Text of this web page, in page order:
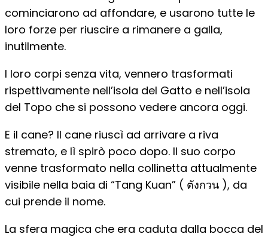
cominciarono ad affondare, e usarono tutte le
loro forze per riuscire a rimanere a galla,
inutilmente.
I loro corpi senza vita, vennero trasformati
rispettivamente nell’isola del Gatto e nell’isola
del Topo che si possono vedere ancora oggi.
E il cane? Il cane riuscì ad arrivare a riva
stremato, e lì spirò poco dopo. Il suo corpo
venne trasformato nella collinetta attualmente
visibile nella baia di “Tang Kuan” ( ตังกวน ), da
cui prende il nome.
La sfera magica che era caduta dalla bocca del